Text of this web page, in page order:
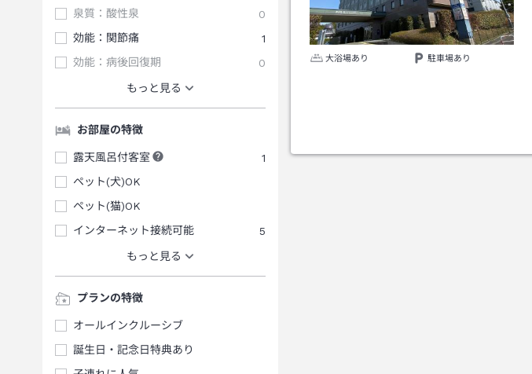
泉質：酸性泉
0
効能：関節痛
1
効能：病後回復期
0
もっと見る
お部屋の特徴
露天風呂付客室
1
ペット(犬)OK
ペット(猫)OK
インターネット接続可能
5
もっと見る
プランの特徴
オールインクルーシブ
誕生日・記念日特典あり
大浴場あり 駐車場あり